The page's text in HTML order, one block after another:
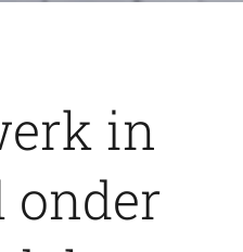
in
onder